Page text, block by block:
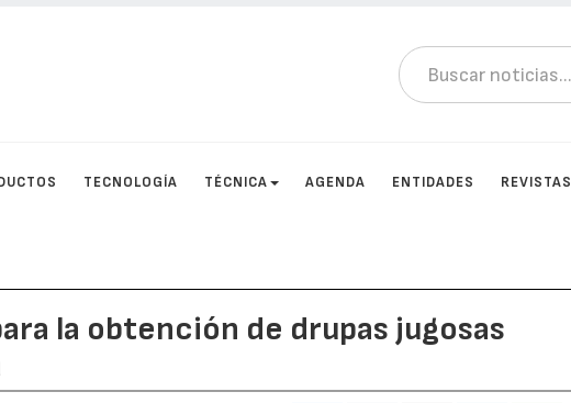
TECNOLOGÍA TÉCNICA AGENDA ENTIDADES REVISTAS
la obtención de drupas jugosas